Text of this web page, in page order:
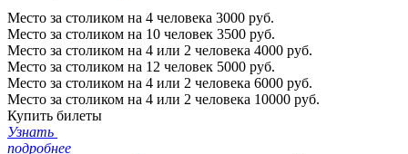
Место за столиком на 4 человека 3000 руб.
Место за столиком на 10 человек 3500 руб.
Место за столиком на 4 или 2 человека 4000 руб.
Место за столиком на 12 человек 5000 руб.
Место за столиком на 4 или 2 человека 6000 руб.
Место за столиком на 4 или 2 человека 10000 руб.
Купить билеты
Узнать
подробнее